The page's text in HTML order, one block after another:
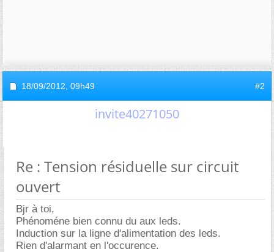
18/09/2012, 09h49 #2
invite40271050
Re : Tension résiduelle sur circuit
ouvert
Bjr à toi,
Phénoméne bien connu du aux leds.
Induction sur la ligne d'alimentation des leds.
Rien d'alarmant en l'occurence.